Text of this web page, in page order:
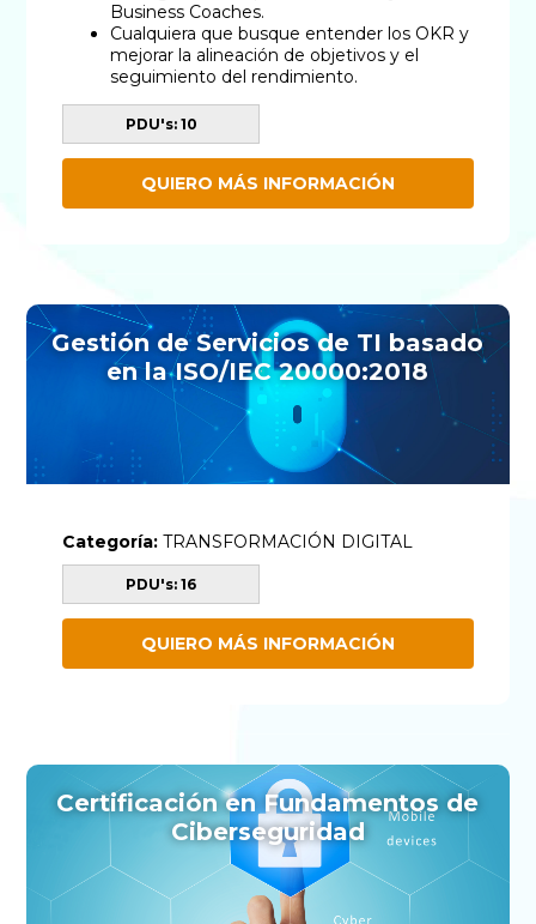
Business Coaches.
Cualquiera que busque entender los OKR y
mejorar la alineación de objetivos y el
seguimiento del rendimiento.
PDU's: 10
QUIERO MÁS INFORMACIÓN
Gestión de Servicios de TI basado
en la ISO/IEC 20000:2018
Categoría:TRANSFORMACIÓN DIGITAL
PDU's: 16
QUIERO MÁS INFORMACIÓN
Certificación en Fundamentos de
Ciberseguridad